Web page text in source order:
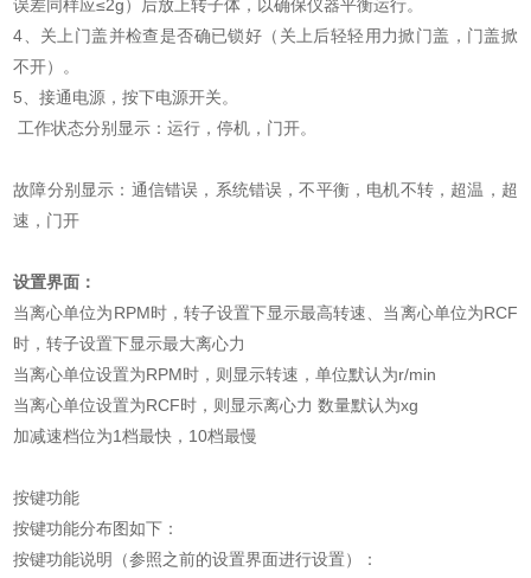
误差同样应≤2g）后放上转子体，以确保仪器平衡运行。
4、关上门盖并检查是否确已锁好（关上后轻轻用力掀门盖，门盖掀
不开）。
5、接通电源，按下电源开关。
工作状态分别显示：运行，停机，门开。
故障分别显示：通信错误，系统错误，不平衡，电机不转，超温，超
速，门开
设置界面：
当离心单位为RPM时，转子设置下显示最高转速、当离心单位为RCF
时，转子设置下显示最大离心力
当离心单位设置为RPM时，则显示转速，单位默认为r/min
当离心单位设置为RCF时，则显示离心力 数量默认为xg
加减速档位为1档最快，10档最慢
按键功能
按键功能分布图如下：
按键功能说明（参照之前的设置界面进行设置）：